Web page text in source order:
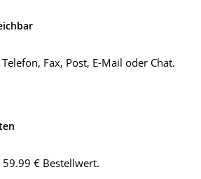
Fax, Post, E-Mail oder Chat.
€ Bestellwert.